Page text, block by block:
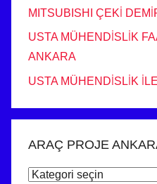
MITSUBISHI ÇEKİ
USTA MÜHENDİSLİK
ANKARA
USTA MÜHENDİSLİK
ARAÇ PROJE
ARAÇ